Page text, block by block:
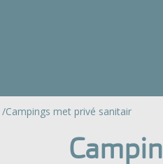
Campings met privé sanitair